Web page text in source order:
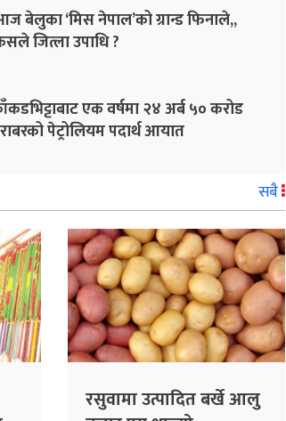
बेलुका ‘मिस नेपाल’को ग्रान्ड फिनाले,,
जित्ला उपाधि ?
एक वर्षमा २४ अर्ब ५० करोड
पेट्रोलियम पदार्थ आयात
सबै
रसुवामा उत्पादित बर्खे आलु